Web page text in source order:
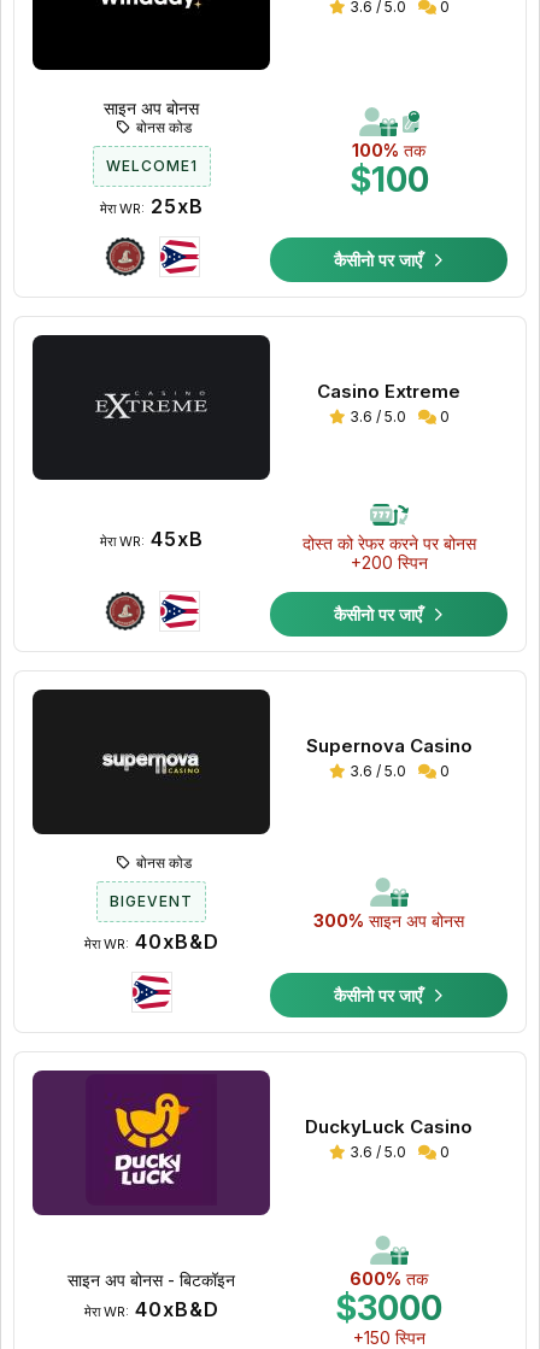
3.6 / 5.0 0
100% तक
$100
साइन अप बोनस
बोनस कोड
WELCOME1
मेरा WR: 25xB
कैसीनो पर जाएँ
Casino Extreme
3.6 / 5.0 0
दोस्त को रेफर करने पर बोनस
+200 स्पिन
मेरा WR: 45xB
कैसीनो पर जाएँ
Supernova Casino
3.6 / 5.0 0
300% साइन अप बोनस
बोनस कोड
BIGEVENT
मेरा WR: 40xB&D
कैसीनो पर जाएँ
DuckyLuck Casino
3.6 / 5.0 0
600% तक
$3000
+150 स्पिन
साइन अप बोनस - बिटकॉइन
मेरा WR: 40xB&D